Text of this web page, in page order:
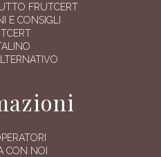
FRUTCERT
E CONSIGLI
CON NOI